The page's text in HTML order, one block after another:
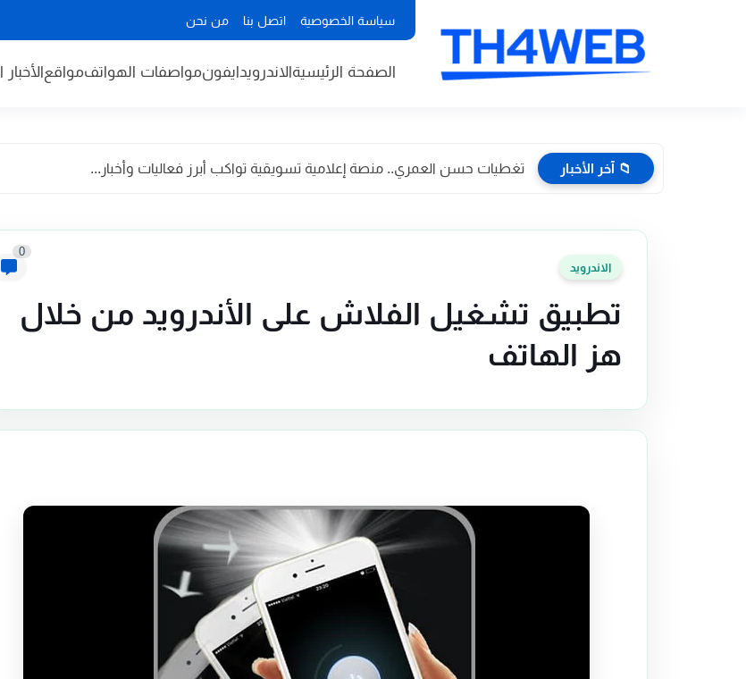
سياسة الخصوصية اتصل بنا من نحن
الصفحة الرئيسيةالاندرويدايفونمواصفات الهواتفمواقعالأخبار
📁 آخر الأخبار تغطيات حسن العمري.. منصة إعلامية تسويقية تواكب أبرز فعاليات وأخبار...
الاندرويد
0
تطبيق تشغيل الفلاش على الأندرويد من خلال
هز الهاتف